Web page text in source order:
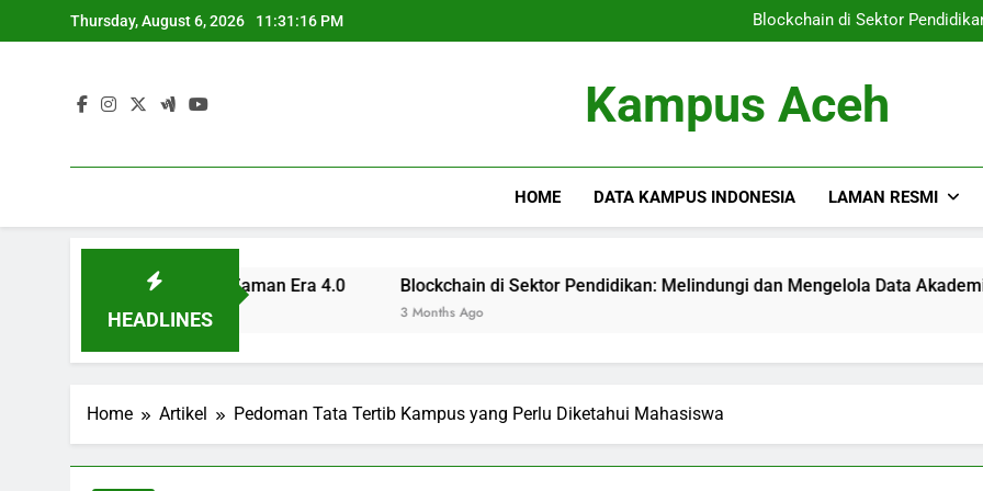
to
Thursday, August 6, 2026 11:31:17 PM
Blockchain di Sektor
Mengetahui Akreditasi
Blockchain di Sektor
Mengetahui Akreditasi
Kampus Aceh
HOME DATA KAMPUS INDONESIA LAMAN RESMI
HEADLINES
untuk Zaman Era 4.0 Blockchain di Sektor Pendidikan: Melindungi dan Mengelola Data Akademik
Home Artikel Pedoman Tata Tertib Kampus yang Perlu Diketahui Mahasiswa